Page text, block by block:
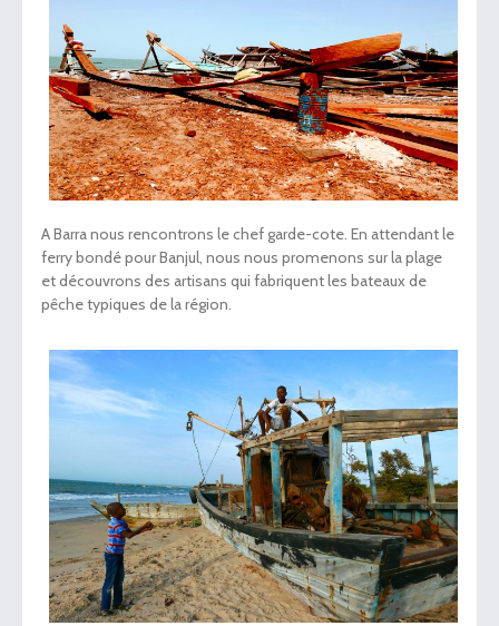
A Barra nous rencontrons le chef garde-cote. En attendant le
ferry bondé pour Banjul, nous nous promenons sur la plage
et découvrons des artisans qui fabriquent les bateaux de
pêche typiques de la région.